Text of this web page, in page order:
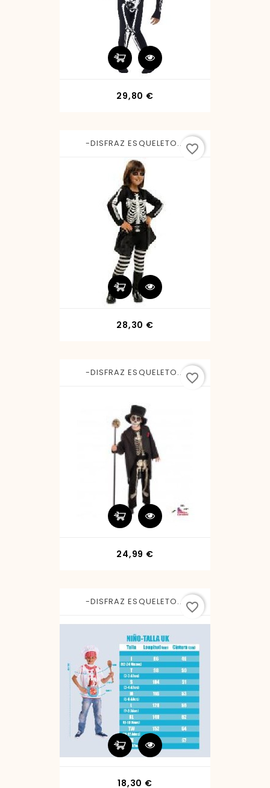
29,80 €
-DISFRAZ ESQUELETO...
28,30 €
favorite_border
-DISFRAZ ESQUELETO...
24,99 €
favorite_border
-DISFRAZ ESQUELETO...
18,30 €
favorite_border